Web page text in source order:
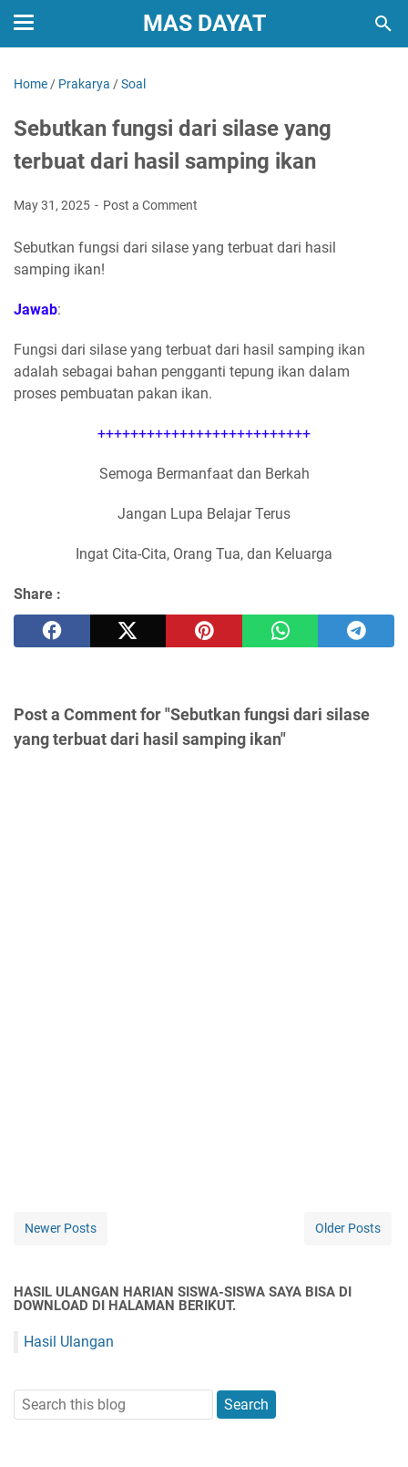
MAS DAYAT
Home / Prakarya /Soal
Sebutkan fungsi dari silase yang
terbuat dari hasil samping ikan
May 31, 2025 Post a Comment
Sebutkan fungsi dari silase yang terbuat dari hasil
samping ikan!
Jawab:
Fungsi dari silase yang terbuat dari hasil samping ikan
adalah sebagai bahan pengganti tepung ikan dalam
proses pembuatan pakan ikan.
++++++++++++++++++++++++++
Semoga Bermanfaat dan Berkah
Jangan Lupa Belajar Terus
Ingat Cita-Cita, Orang Tua, dan Keluarga
Share :
Post a Comment for "Sebutkan fungsi dari silase
yang terbuat dari hasil samping ikan"
Newer Posts Older Posts
HASIL ULANGAN HARIAN SISWA-SISWA SAYA BISA DI
DOWNLOAD DI HALAMAN BERIKUT.
Hasil Ulangan